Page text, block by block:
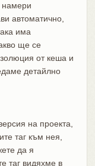
намери
автоматично,
има
ще се
от кеша и
детайлно
на проекта,
таг към нея,
да я
таг видяхме в